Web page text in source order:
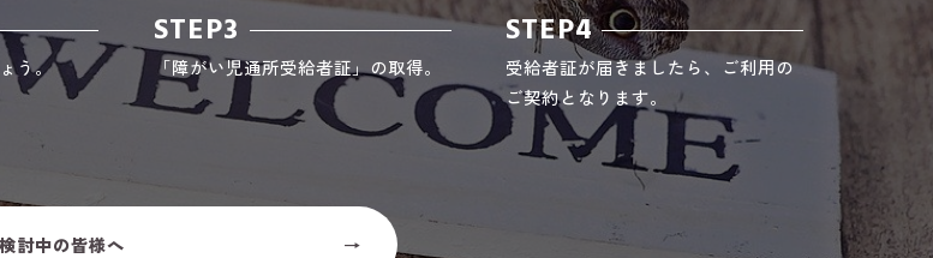
う。
STEP3
「障がい児通所受給者証」の取得。
STEP4
受給者証が届きましたら、ご利用の
ご契約となります。
討中の皆様へ